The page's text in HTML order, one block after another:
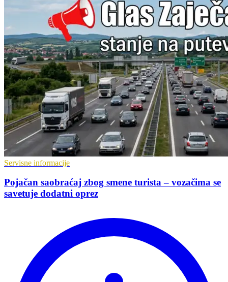
Servisne informacije
Pojačan saobraćaj zbog smene turista – vozačima se
savetuje dodatni oprez